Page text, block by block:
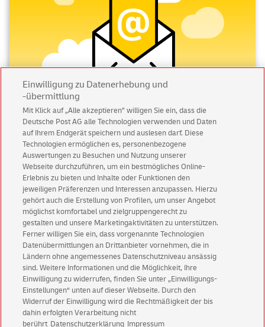
einfach online als
Internetmarkeoder in einer unserer
Postfilialen erwerben. Wenn Sie häufiger Briefe international
versenden, bieten wir Ihnen praktische Briefmarkensets und
-rollen an. Außerdem können Sie sowohl online als auch in
unseren Filialen weitere geeignete Versandprodukte, wie
Briefumschläge,
Kugelschreiber oder Postkarten erwerben.
Wie groß und wie schwer darf ein
Standardbrief International sein?
Im Standardversand International dürfen Sie weltweit nur
rechteckige Umschläge mit einem Gewicht von bis zu 20g
versenden. Dies entspricht etwa drei DIN A4 Seiten oder zwei
Theaterkarten mit einem Anschreiben.
Bitte berücksichtigen Sie dabei die Höchstmaße eines
Standardbriefes: 23,5 x 12,5 x 0,5 cm (Länge x Breite x
Höhe). Im Standardversand International müssen
Briefumschläge im DIN lang Format oder DIN C6/5 Format
versendet werden. Es dürfen nur rechteckige Umschläge per
Standardbrief versendet werden.
Abonnieren Sie unseren Newsletter
Immer informiert über exklusive Angebote und
Aktionen - jetzt mit Vorteil
Privatkundensichern sich einen5 € Gutschein
für POSTSCAN!
Geschäftskundenerhalten einen5 € Gutschein
für Briefmarke individuell!
Zur Newsletter-Anmeldung
© Thu Aug 06 18:34:28 CEST 2026 Deutsche Post AG
Einwilligung zu Datenerhebung und
-übermittlung
Mit Klick auf „Alle akzeptieren” willigen Sie ein, dass die
Deutsche Post AG alle Technologien verwenden und Daten
auf Ihrem Endgerät speichern und auslesen darf. Diese
Technologien ermöglichen es, personenbezogene
Auswertungen zu Besuchen und Nutzung unserer
Webseite durchzuführen, um ein bestmögliches Online-
Erlebnis zu bieten und Inhalte oder Funktionen den
jeweiligen Präferenzen und Interessen anzupassen. Hierzu
gehört auch die Erstellung von Profilen, um unser Angebot
möglichst komfortabel und zielgruppengerecht zu
gestalten und unsere Marketingaktivitäten zu unterstützen.
Ferner willigen Sie ein, dass vorgenannte Technologien
Datenübermittlungen an Drittanbieter vornehmen, die in
Ländern ohne angemessenes Datenschutzniveau ansässig
sind. Weitere Informationen und die Möglichkeit, Ihre
Einwilligung zu widerrufen, finden Sie unter „Einwilligungs-
Einstellungen“ unten auf dieser Webseite. Durch den
Widerruf der Einwilligung wird die Rechtmäßigkeit der bis
dahin erfolgten Verarbeitung nicht
berührt Datenschutzerklärung Impressum